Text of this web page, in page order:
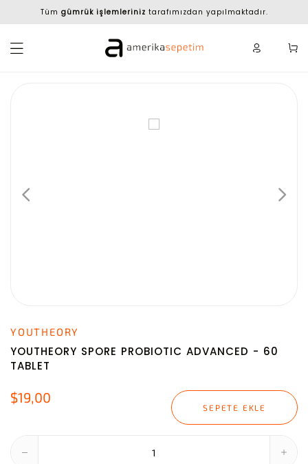
Tüm gümrük işlemleriniz tarafımızdan yapılmaktadır.
YOUTHEORY
YOUTHEORY SPORE PROBIOTIC ADVANCED - 60
TABLET
$19,00
SEPETE EKLE